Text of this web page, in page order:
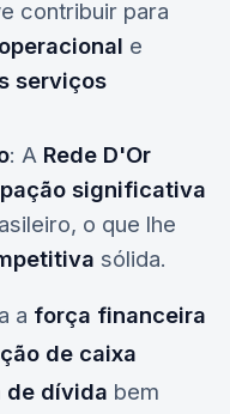
contribuir para
e
serviços
: A Rede D'Or
significativa
o que lhe
sólida.
a força financeira
de caixa
de dívida bem